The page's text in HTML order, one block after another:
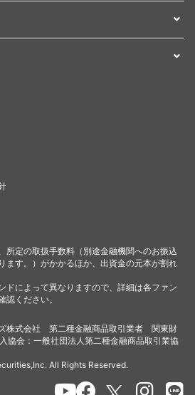
所定の取扱手数料（別途金融機関へのお振込
ます。）がかかるほか、出資金の元本が割れ
ドによって異なりますので、詳細は各ファン
認ください。
株式会社 第二種金融商品取引業者 関東財
協会：一般社団法人第二種金融商品取引業協
All Rights Reserved.